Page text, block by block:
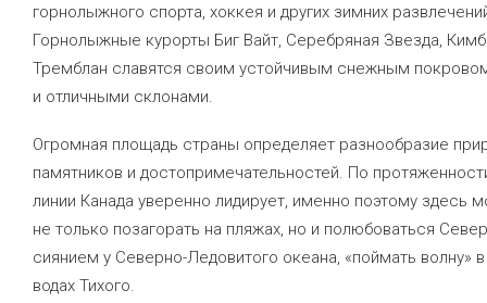
горнолыжного спорта, хоккея и других зимних
Горнолыжные курорты Биг Вайт, Серебряная Звезда,
Тремблан славятся своим устойчивым снежным
и отличными склонами.
Огромная площадь страны определяет разнообразие
памятников и достопримечательностей. По
линии Канада уверенно лидирует, именно поэтому здесь
не только позагорать на пляжах, но и полюбоваться
сиянием у Северно-Ледовитого океана, «поймать волну»
водах Тихого.